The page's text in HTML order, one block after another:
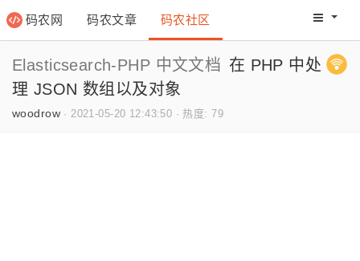
码农网 码农文章 码农社区 码农网
Elasticsearch-PHP 中文文档 在 PHP 中处
理 JSON 数组以及对象
woodrow ·2021-05-20 12:43:50 · 热度: 79